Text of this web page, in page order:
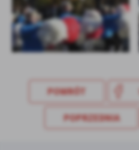
POWRÓT
POPRZEDNIA